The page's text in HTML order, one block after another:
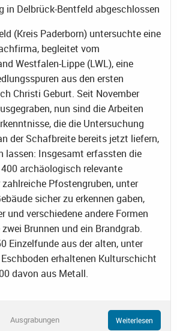
in Delbrück-Bentfeld abgeschlossen
(Kreis Paderborn) untersuchte eine
begleitet vom
Westfalen-Lippe (LWL), eine
aus den ersten
Christi Geburt. Seit November
nun sind die Arbeiten
die die Untersuchung
der Schafbreite bereits jetzt liefern,
lassen: Insgesamt erfassten die
archäologisch relevante
Pfostengruben, unter
sicher zu erkennen gaben,
und verschiedene andere Formen
Brunnen und ein Brandgrab.
Einzelfunde aus der alten, unter
erhaltenen Kulturschicht
davon aus Metall.
Ausgrabungen Weiterlesen